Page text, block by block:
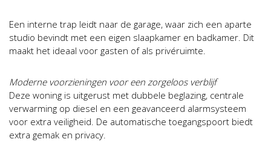
Een interne trap leidt naar de garage, waar zich een aparte
studio bevindt met een eigen slaapkamer en badkamer. Dit
maakt het ideaal voor gasten of als privéruimte.
Moderne voorzieningen voor een zorgeloos verblijf
Deze woning is uitgerust met dubbele beglazing, centrale
verwarming op diesel en een geavanceerd alarmsysteem
voor extra veiligheid. De automatische toegangspoort biedt
extra gemak en privacy.